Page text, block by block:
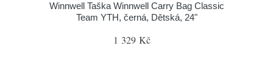
Winnwell Taška Winnwell Carry Bag Classic
Team YTH, černá, Dětská, 24"
1 329 Kč